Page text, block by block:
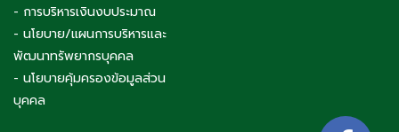
- การบริหารเงินงบประมาณ
- นโยบาย/แผนการบริหารและ
พัฒนาทรัพยากรบุคคล
- นโยบายคุ้มครองข้อมูลส่วน
บุคคล